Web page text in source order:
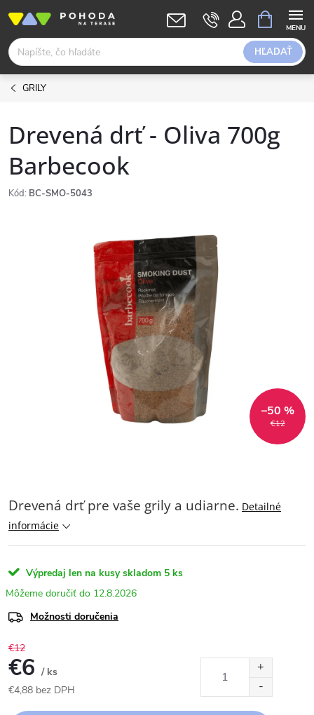
obsah
HĽADAŤ
KOŠÍK
GRILY
Drevená drť - Oliva 700g
Barbecook
Kód: BC-SMO-5043
€12
–50 %
Drevená drť pre vaše grily a udiarne. Detailné
informácie
Výpredaj len na kusy skladom 5 ks
12.8.2026
Možnosti doručenia
€12
€6 / ks
€4,88 bez DPH